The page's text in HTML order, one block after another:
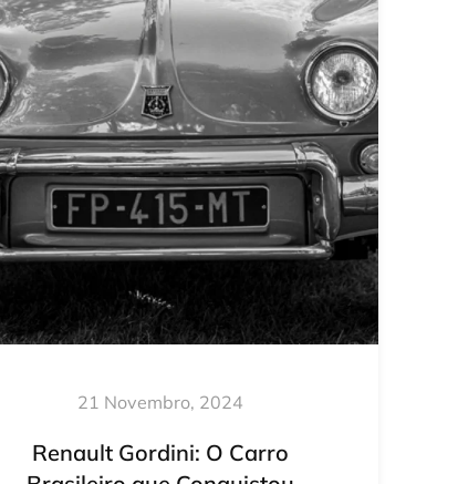
21 Novembro, 2024
Renault Gordini: O Carro